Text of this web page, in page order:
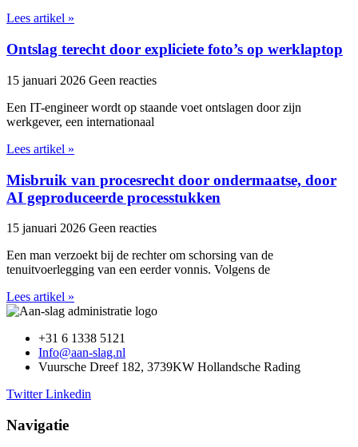
Lees artikel »
Ontslag terecht door expliciete foto’s op werklaptop
15 januari 2026 Geen reacties
Een IT-engineer wordt op staande voet ontslagen door zijn
werkgever, een internationaal
Lees artikel »
Misbruik van procesrecht door ondermaatse, door
AI geproduceerde processtukken
15 januari 2026 Geen reacties
Een man verzoekt bij de rechter om schorsing van de
tenuitvoerlegging van een eerder vonnis. Volgens de
Lees artikel »
+31 6 1338 5121
Info@aan-slag.nl
Vuursche Dreef 182, 3739KW Hollandsche Rading
Twitter Linkedin
Navigatie